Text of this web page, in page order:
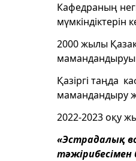
Кафедраның
мүмкіндіктерін
2000 жылы
Қазіргі таңда
мамандандыру
2022-2023 оқу
«Эстрадалық